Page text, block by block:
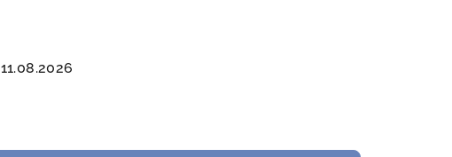
11.08.2026